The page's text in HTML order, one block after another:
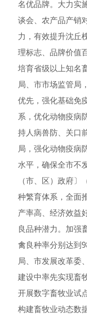
名优品牌。大力实
谈会、农产品产销
力，有效提升沈丘
理标志、品牌价值
培育省级以上知名
局、市市场监管局
优先，强化基础免
系，优化动物疫病
持人病兽防、关口
局，强化动物疫病
水平，确保全市不
（市、区）政府
种繁育体系，全面
产率高、经济效益
良品种潜力。加强
禽良种率分别达到
局、市发展改革委
建设中率先实现畜
开展数字畜牧业试
构建畜牧业动态数